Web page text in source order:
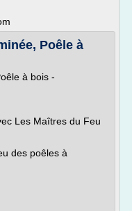
Poêle à
à bois -
Les Maîtres du Feu
des poêles à